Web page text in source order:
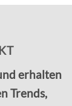
erhalten
Trends,